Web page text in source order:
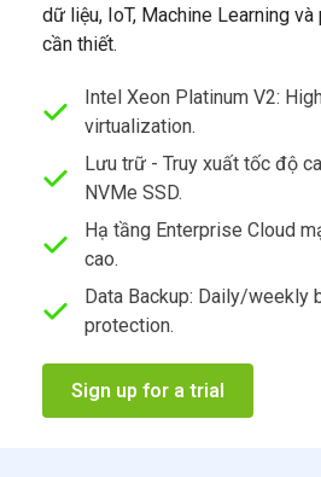
dữ liệu, IoT, Machine Learning
cần thiết.
Intel Xeon Platinum V2:
virtualization.
Lưu trữ - Truy xuất tốc độ
NVMe SSD.
Hạ tầng Enterprise Cloud
cao.
Data Backup: Daily/weekly
protection.
Sign up for a trial